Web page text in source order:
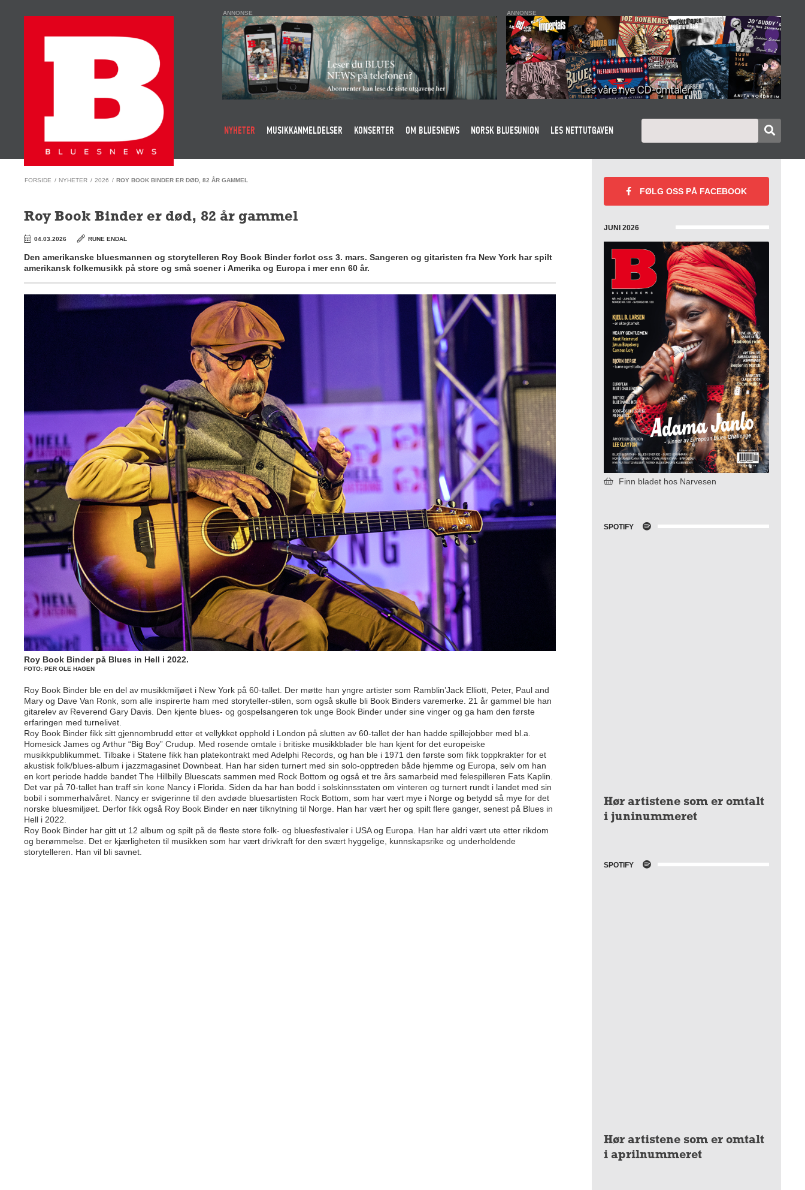
ANNONSE ANNONSE
NYHETER MUSIKKANMELDELSER KONSERTER OM BLUESNEWS NORSK BLUESUNION LES NETTUTGAVEN
FORSIDE / NYHETER / 2026 / ROY BOOK BINDER ER DØD, 82 ÅR GAMMEL
Roy Book Binder er død, 82 år gammel
04.03.2026 RUNE ENDAL
Den amerikanske bluesmannen og storytelleren Roy Book Binder forlot oss 3. mars. Sangeren og gitaristen fra New York har spilt
amerikansk folkemusikk på store og små scener i Amerika og Europa i mer enn 60 år.
Roy Book Binder på Blues in Hell i 2022.
FOTO: PER OLE HAGEN
Roy Book Binder ble en del av musikkmiljøet i New York på 60-tallet. Der møtte han yngre artister som Ramblin’Jack Elliott, Peter, Paul and
Mary og Dave Van Ronk, som alle inspirerte ham med storyteller-stilen, som også skulle bli Book Binders varemerke. 21 år gammel ble han
gitarelev av Reverend Gary Davis. Den kjente blues- og gospelsangeren tok unge Book Binder under sine vinger og ga ham den første
erfaringen med turnelivet.
Roy Book Binder fikk sitt gjennombrudd etter et vellykket opphold i London på slutten av 60-tallet der han hadde spillejobber med bl.a.
Homesick James og Arthur “Big Boy” Crudup. Med rosende omtale i britiske musikkblader ble han kjent for det europeiske
musikkpublikummet. Tilbake i Statene fikk han platekontrakt med Adelphi Records, og han ble i 1971 den første som fikk toppkrakter for et
akustisk folk/blues-album i jazzmagasinet Downbeat. Han har siden turnert med sin solo-opptreden både hjemme og Europa, selv om han
en kort periode hadde bandet The Hillbilly Bluescats sammen med Rock Bottom og også et tre års samarbeid med felespilleren Fats Kaplin.
Det var på 70-tallet han traff sin kone Nancy i Florida. Siden da har han bodd i solskinnsstaten om vinteren og turnert rundt i landet med sin
bobil i sommerhalvåret. Nancy er svigerinne til den avdøde bluesartisten Rock Bottom, som har vært mye i Norge og betydd så mye for det
norske bluesmiljøet. Derfor fikk også Roy Book Binder en nær tilknytning til Norge. Han har vært her og spilt flere ganger, senest på Blues in
Hell i 2022.
Roy Book Binder har gitt ut 12 album og spilt på de fleste store folk- og bluesfestivaler i USA og Europa. Han har aldri vært ute etter rikdom
og berømmelse. Det er kjærligheten til musikken som har vært drivkraft for den svært hyggelige, kunnskapsrike og underholdende
storytelleren. Han vil bli savnet.
FØLG OSS PÅ FACEBOOK
JUNI 2026
Finn bladet hos Narvesen
SPOTIFY
Hør artistene som er omtalt
i juninummeret
SPOTIFY
Hør artistene som er omtalt
i aprilnummeret